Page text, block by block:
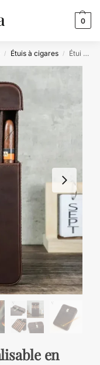
0
/ Étuis à cigares / Étui à cigares personnalisable en cuir – Voyageur Slice
en